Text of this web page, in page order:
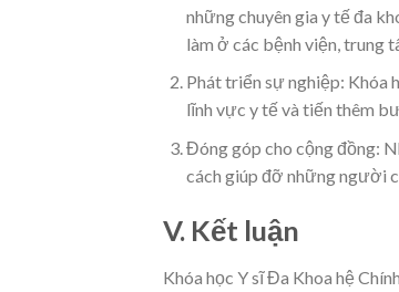
những chuyên gia y tế đa
làm ở các bệnh viện, trung
Phát triển sự nghiệp: Khóa
lĩnh vực y tế và tiến thêm
Đóng góp cho cộng đồng:
cách giúp đỡ những người
V. Kết luận
Khóa học Y sĩ Đa Khoa hệ